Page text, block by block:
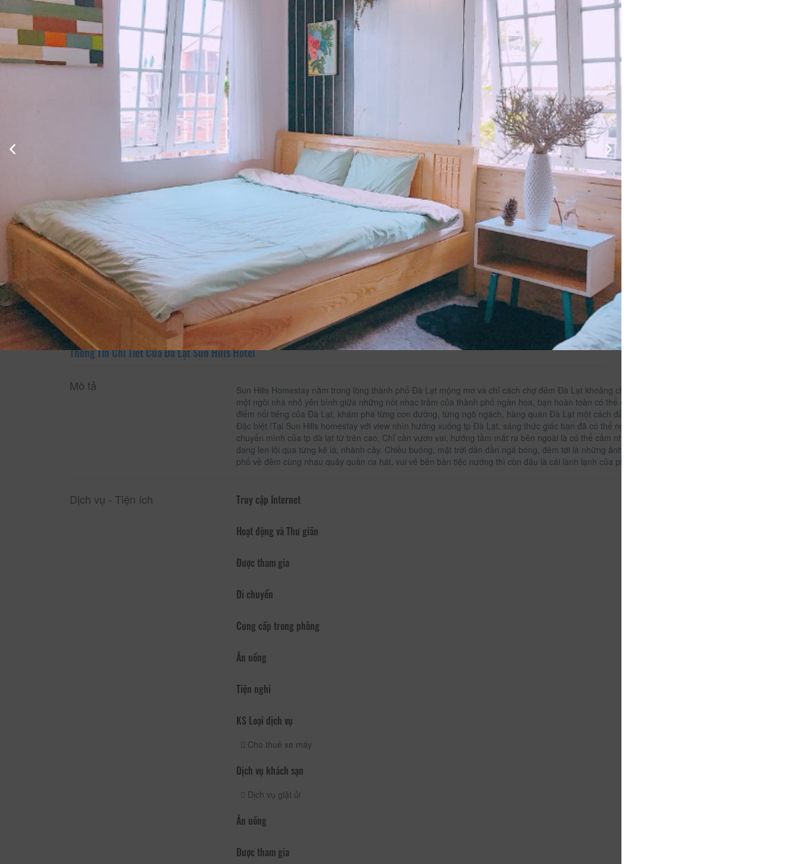
Xem thông tin phòng
Tiêu chuẩn tập thể
Xem thông tin phòng
35 m²
Phòng không hút thuốc
Bàn
Điện thoại
1.200.000
CHƯA KHAI BÁO PHÒNG
Thông Tin Chi Tiết Của Đà Lạt Sun Hills Hotel
Mô tả
Sun Hills Homestay nằm trong lòng thành phố Đà Lạt mộng mơ và chỉ cách chợ đêm Đà Lạt khoảng chừng 1,5km, Sun Hills như
một ngôi nhà nhỏ yên bình giữa những nốt nhạc trầm của thành phố ngàn hoa, bạn hoàn toàn có thể di chuyển tới hàng trăm địa
điểm nổi tiếng của Đà Lạt, khám phá từng con đường, từng ngõ ngách, hàng quán Đà Lạt một cách đầy dễ dàng.
Đặc biệt !Tại Sun Hills homestay với view nhìn hướng xuống tp Đà Lạt, sáng thức giấc bạn đã có thể ngắm trọn từng khoảnh khắc
chuyển mình của tp đà lạt từ trên cao, Chỉ cần vươn vai, hướng tầm mắt ra bên ngoài là có thể cảm nhận được từng tia nắng vàng
đang len lỏi qua từng kẽ lá, nhành cây. Chiều buông, mặt trời dần dần ngả bóng, đêm tới là những ảnh đèn rực rỡ của thành
phố về đêm cùng nhau quây quần ca hát, vui vẻ bên bàn tiệc nướng thì còn đâu là cái lành lạnh của phố núi
Dịch vụ - Tiện ích Truy cập Internet
Hoạt động và Thư giãn
Được tham gia
Di chuyển
Cung cấp trong phòng
Ăn uống
Tiện nghi
KS Loại dịch vụ
Cho thuê xe máy
Dịch vụ khách sạn
Dịch vụ giặt ủi
Ăn uống
Được tham gia